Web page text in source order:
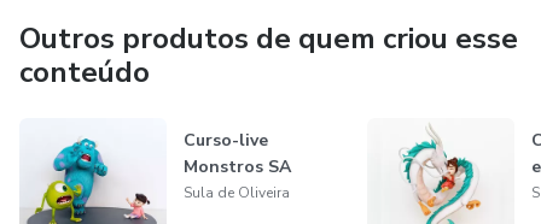
Outros produtos de quem criou esse
conteúdo
Curso-live
Monstros SA
Sula de Oliveira